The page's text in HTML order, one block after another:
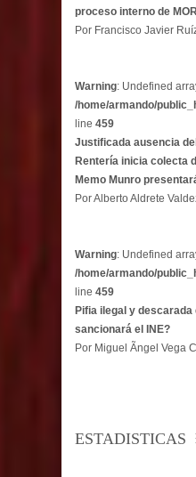
proceso interno de
Por Francisco Javier
Warning: Undefined
/home/armando/
line 459
Justificada ausencia
Rentería inicia colecta
Memo Munro
Por Alberto Aldrete
Warning: Undefined
/home/armando/
line 459
Pifia ilegal y descarada
sancionará el INE?
Por Miguel Ãngel Vega
ESTADISTICAS